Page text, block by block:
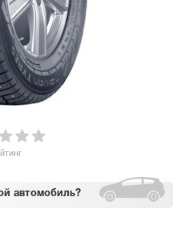
автомобиль?